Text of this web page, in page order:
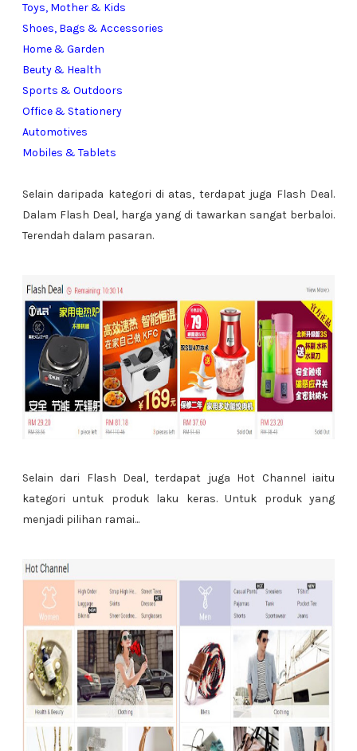
Toys, Mother & Kids
Shoes, Bags & Accessories
Home & Garden
Beuty & Health
Sports & Outdoors
Office & Stationery
Automotives
Mobiles & Tablets
Selain daripada kategori di atas, terdapat juga Flash Deal.
Dalam Flash Deal, harga yang di tawarkan sangat berbaloi.
Terendah dalam pasaran.
Selain dari Flash Deal, terdapat juga Hot Channel iaitu
kategori untuk produk laku keras. Untuk produk yang
menjadi pilihan ramai...